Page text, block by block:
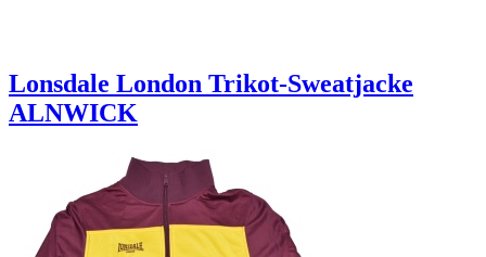
Lonsdale London Trikot-Sweatjacke
ALNWICK